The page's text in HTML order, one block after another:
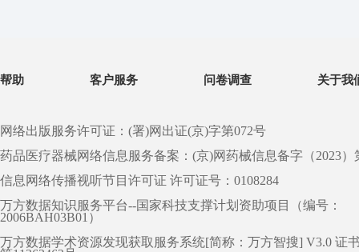
帮助 客户服务 问卷调查 关于我
网络出版服务许可证：(署)网出证(京)字第072号
药品医疗器械网络信息服务备案：(京)网药械信息备字（2023）
信息网络传播视听节目许可证 许可证号：0108284
万方数据知识服务平台--国家科技支撑计划资助项目（编号：
2006BAH03B01）
万方数据学术资源发现获取服务系统[简称：万方智搜] V3.0 证